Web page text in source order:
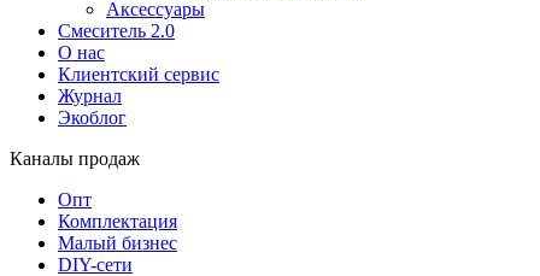
Аксессуары
Смеситель 2.0
О нас
Клиентский сервис
Журнал
Экоблог
Каналы продаж
Опт
Комплектация
Малый бизнес
DIY-сети